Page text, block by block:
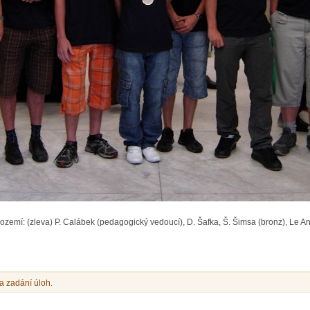
(zleva) P. Calábek (pedagogický vedoucí), D. Šafka, Š. Šimsa (bronz), Le
zadání úloh.